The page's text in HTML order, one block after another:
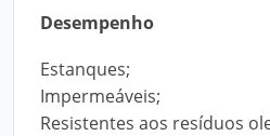
Desempenho
Estanques;
Impermeáveis;
Resistentes aos resíduos